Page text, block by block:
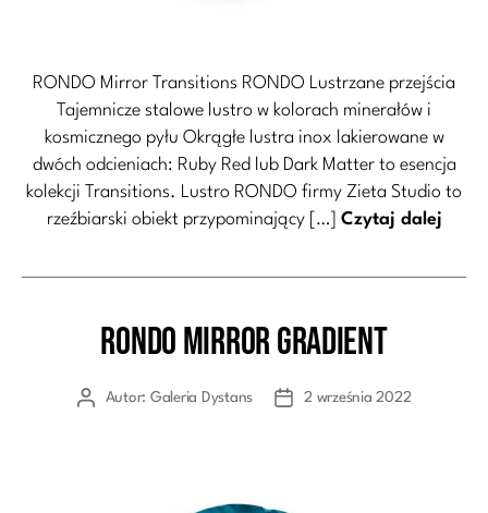
RONDO Mirror Transitions RONDO Lustrzane przejścia
Tajemnicze stalowe lustro w kolorach minerałów i
kosmicznego pyłu Okrągłe lustra inox lakierowane w
dwóch odcieniach: Ruby Red lub Dark Matter to esencja
kolekcji Transitions. Lustro RONDO firmy Zieta Studio to
rzeźbiarski obiekt przypominający […] Czytaj dalej
Kategorie
RONDO Mirror Gradient
AutorAutor: Galeria Dystans
Data2 września 2022